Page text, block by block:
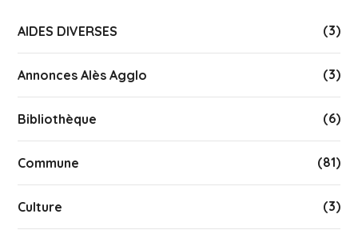
AIDES DIVERSES (3)
Annonces Alès Agglo (3)
Bibliothèque (6)
Commune (81)
Culture (3)